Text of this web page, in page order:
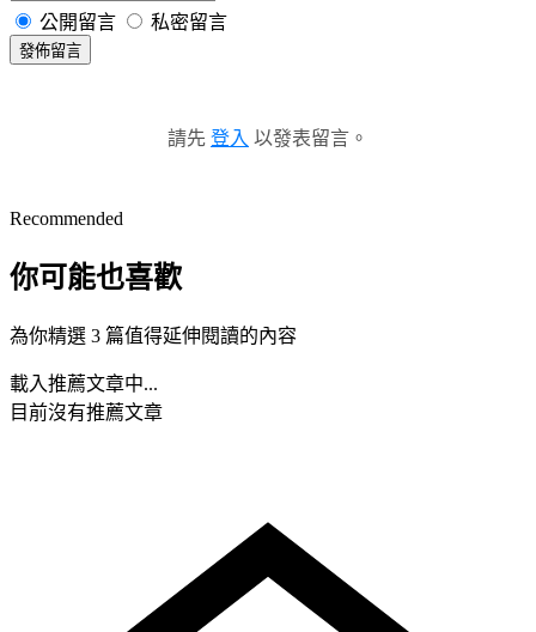
公開留言 私密留言
發佈留言
請先 登入 以發表留言。
Recommended
你可能也喜歡
為你精選 3 篇值得延伸閱讀的內容
載入推薦文章中...
目前沒有推薦文章